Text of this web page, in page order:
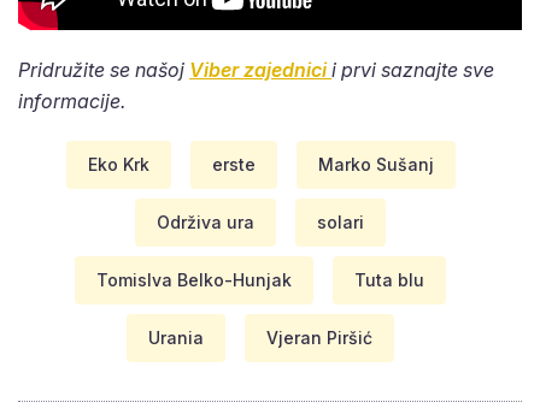
Pridružite se našoj Viber zajednicii prvi saznajte sve
informacije.
Eko Krk erste Marko Sušanj
Održiva ura solari
Tomislva Belko-Hunjak Tuta blu
Urania Vjeran Piršić